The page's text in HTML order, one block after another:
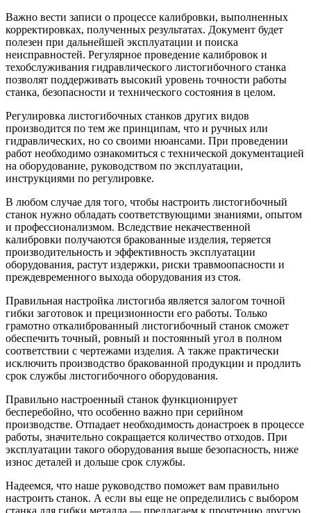
Важно вести записи о процессе калибровки, выполненных
корректировках, полученных результатах. Документ будет
полезен при дальнейшей эксплуатации и поиска
неисправностей. Регулярное проведение калибровок и
техобслуживания гидравлического листогибочного станка
позволят поддерживать высокий уровень точности работы
станка, безопасности и технического состояния в целом.
Регулировка листогибочных станков других видов
производится по тем же принципам, что и ручных или
гидравлических, но со своими нюансами. При проведении
работ необходимо ознакомиться с технической документацией
на оборудование, руководством по эксплуатации,
инструкциями по регулировке.
В любом случае для того, чтобы настроить листогибочный
станок нужно обладать соответствующими знаниями, опытом
и профессионализмом. Вследствие некачественной
калибровки получаются бракованные изделия, теряется
производительность и эффективность эксплуатации
оборудования, растут издержки, риски травмоопасности и
преждевременного выхода оборудования из стоя.
Правильная настройка листогиба является залогом точной
гибки заготовок и прецизионности его работы. Только
грамотно откалиброванный листогибочный станок сможет
обеспечить точный, ровный и постоянный угол в полном
соответствии с чертежами изделия. А также практически
исключить производство бракованной продукции и продлить
срок службы листогибочного оборудования.
Правильно настроенный станок функционирует
бесперебойно, что особенно важно при серийном
производстве. Отпадает необходимость донастроек в процессе
работы, значительно сокращается количество отходов. При
эксплуатации такого оборудования выше безопасность, ниже
износ деталей и дольше срок службы.
Надеемся, что наше руководство поможет вам правильно
настроить станок. А если вы еще не определились с выбором
станка для гибки металла — предлагаем к прочтению другую